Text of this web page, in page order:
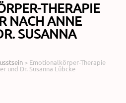
THERAPIE
NACH ANNE
SUSANNA
> Emotionalkörper-Therapie
und Dr. Susanna Lübcke